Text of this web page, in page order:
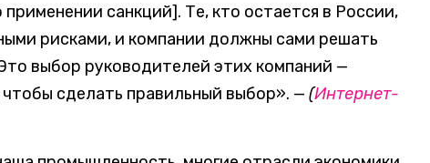
санкций]. Те, кто остается в России,
рисками, и компании должны сами решать
выбор руководителей этих компаний —
сделать правильный выбор». — (Интернет-